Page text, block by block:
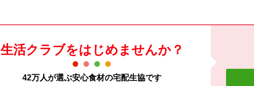
生活クラブをはじめませんか？
42万人が選ぶ安心食材の宅配生協です